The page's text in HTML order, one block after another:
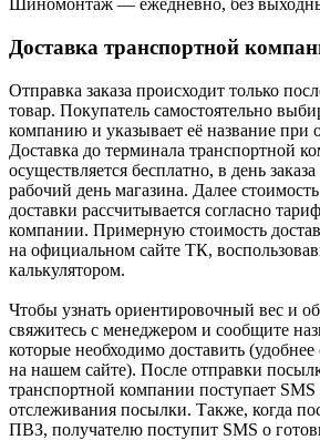
Шиномонтаж — ежедневно, без
Доставка транспортной
Отправка заказа происходит только
товар. Покупатель самостоятельно
компанию и указывает её название при
Доставка до терминала транспортной
осуществляется бесплатно, в день
рабочий день магазина. Далее стоимость
доставки рассчитывается согласно
компании. Примерную стоимость
на официальном сайте ТК,
калькулятором.
Чтобы узнать ориентировочный вес и
свяжитесь с менеджером и сообщите
которые необходимо доставить
на нашем сайте). После отправки
транспортной компании поступает
отслеживания посылки. Также, когда
ПВЗ, получателю поступит SMS о